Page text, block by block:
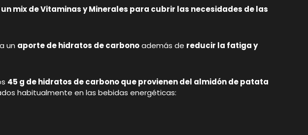
mix de Vitaminas y Minerales para cubrir las necesidades de las
un aporte de hidratos de carbonoademás de reducir la fatiga y
45 g de hidratos de carbono que provienen del almidón de patata
habitualmente en las bebidas energéticas: